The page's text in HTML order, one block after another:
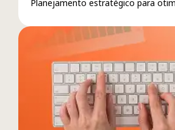
Planejamento estratégico para